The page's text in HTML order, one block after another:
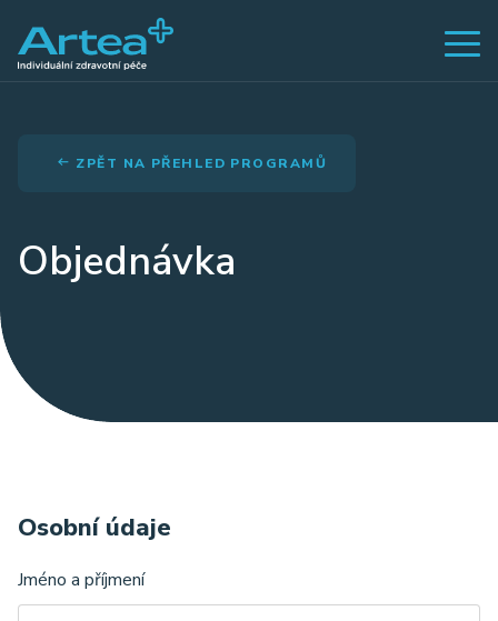
ZPĚT NA PŘEHLED PROGRAMŮ
Objednávka
Osobní údaje
Jméno a příjmení